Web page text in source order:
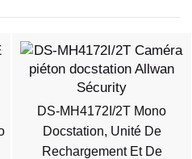
DS-MH4172I/2T Mono
Docstation, Unité De
Rechargement Et De